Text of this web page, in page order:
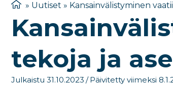
» Uutiset » Kansainvälistyminen
tekoja ja
Julkaistu 31.10.2023 / Päivitetty viimeksi